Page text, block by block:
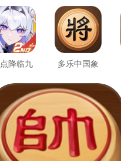
降临九
多乐中国象